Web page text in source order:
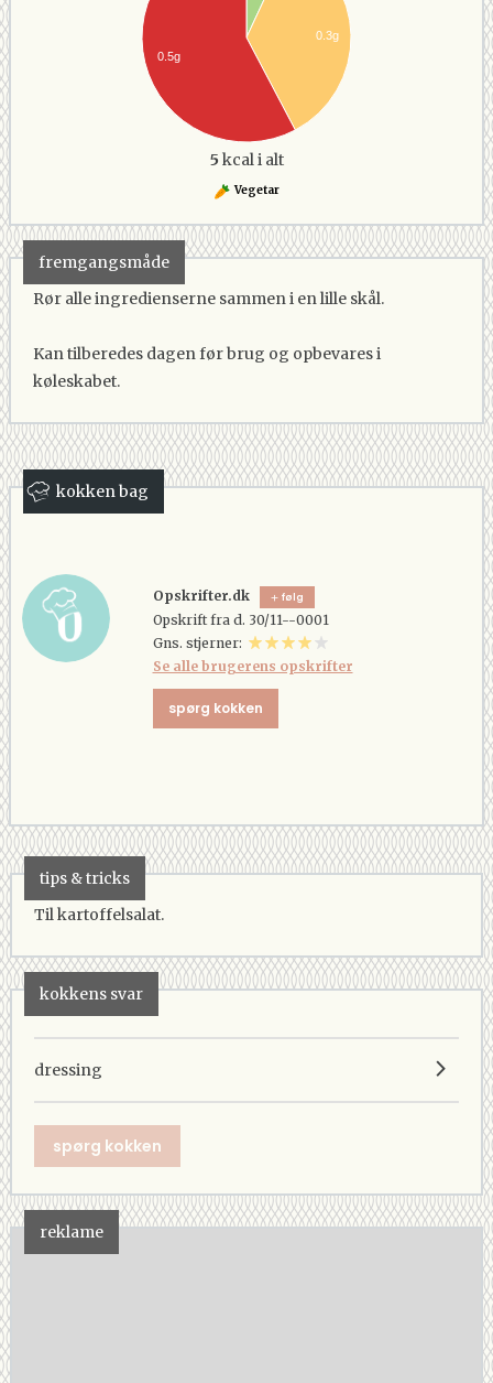
0.3g
0.5g
5 kcal i alt
Vegetar
fremgangsmåde
Rør alle ingredienserne sammen i en lille skål.
Kan tilberedes dagen før brug og opbevares i
køleskabet.
kokken bag
Opskrifter.dk følg
Opskrift fra d. 30/11--0001
Gns. stjerner:
Se alle brugerens opskrifter
spørg kokken
tips & tricks
Til kartoffelsalat.
kokkens svar
dressing
spørg kokken
reklame